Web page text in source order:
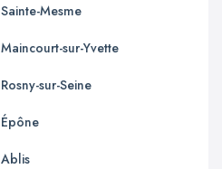
Sainte-Mesme
Maincourt-sur-Yvette
Rosny-sur-Seine
Épône
Ablis